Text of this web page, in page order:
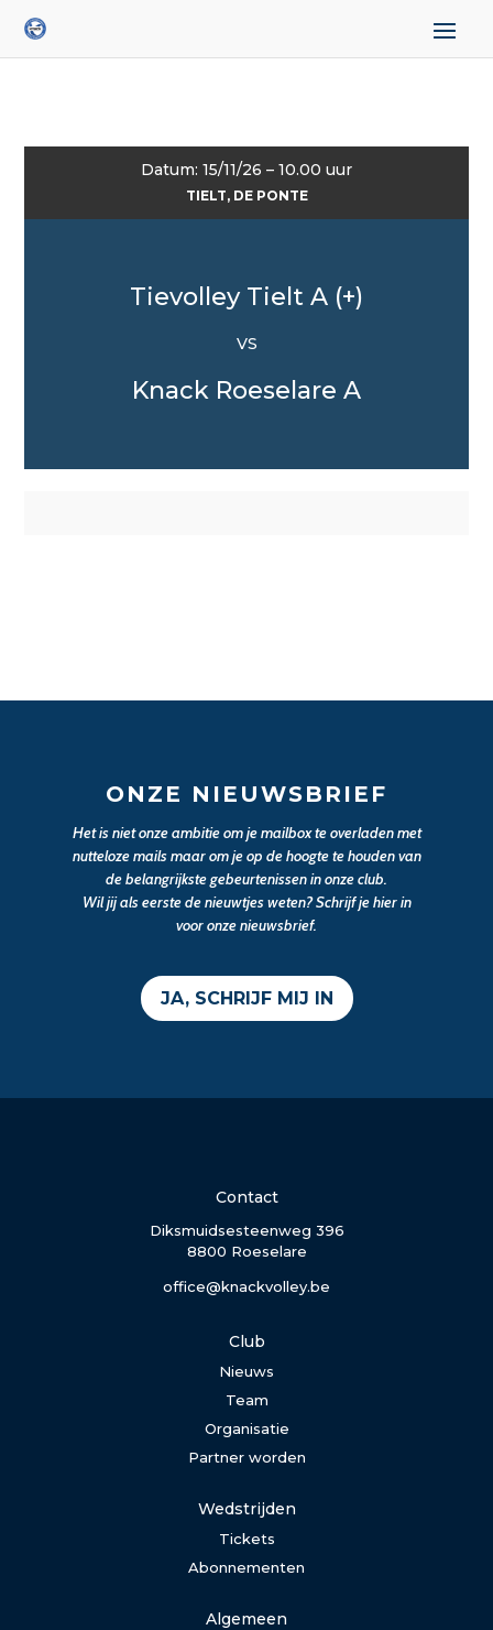
Datum: 15/11/26 – 10.00 uur
TIELT, DE PONTE
Tievolley Tielt A (+)
VS
Knack Roeselare A
ONZE NIEUWSBRIEF
Het is niet onze ambitie om je mailbox te overladen met
nutteloze mails maar om je op de hoogte te houden van
de belangrijkste gebeurtenissen in onze club.
Wil jij als eerste de nieuwtjes weten? Schrijf je hier in
voor onze nieuwsbrief.
JA, SCHRIJF MIJ IN
Contact
Diksmuidsesteenweg 396
8800 Roeselare
office@knackvolley.be
Club
Nieuws
Team
Organisatie
Partner worden
Wedstrijden
Tickets
Abonnementen
Algemeen